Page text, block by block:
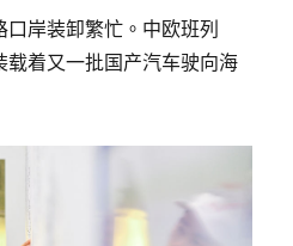
岸装卸繁忙。中欧班列
载着又一批国产汽车驶向海